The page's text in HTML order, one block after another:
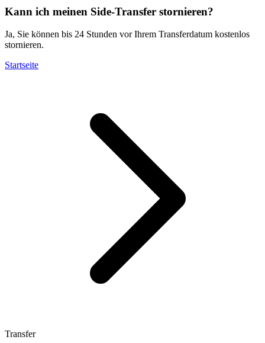
Kann ich meinen Side-Transfer stornieren?
Ja, Sie können bis 24 Stunden vor Ihrem Transferdatum kostenlos
stornieren.
Startseite
Transfer